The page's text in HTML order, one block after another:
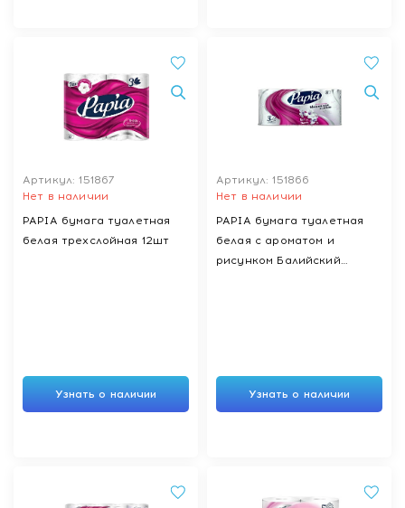
Артикул: 151867
Нет в наличии
PAPIA бумага туалетная
белая трехслойная 12шт
Узнать о наличии
Артикул: 151866
Нет в наличии
PAPIA бумага туалетная
белая с ароматом и
рисунком Балийский
Узнать о наличии